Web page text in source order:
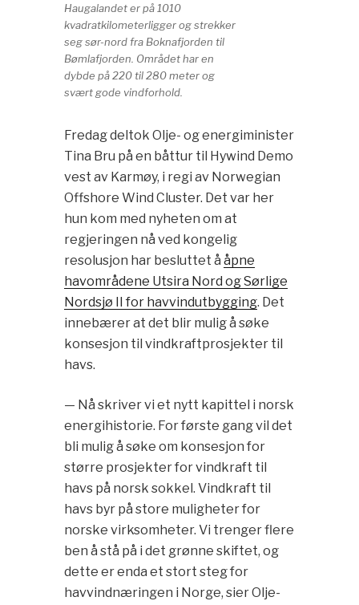
Haugalandet er på 1010
kvadratkilometerligger og strekker
seg sør-nord fra Boknafjorden til
Bømlafjorden. Området har en
dybde på 220 til 280 meter og
svært gode vindforhold.
Fredag deltok Olje- og energiminister
Tina Bru på en båttur til Hywind Demo
vest av Karmøy, i regi av Norwegian
Offshore Wind Cluster. Det var her
hun kom med nyheten om at
regjeringen nå ved kongelig
resolusjon har besluttet å åpne
havområdene Utsira Nord og Sørlige
Nordsjø II for havvindutbygging. Det
innebærer at det blir mulig å søke
konsesjon til vindkraftprosjekter til
havs.
— Nå skriver vi et nytt kapittel i norsk
energihistorie. For første gang vil det
bli mulig å søke om konsesjon for
større prosjekter for vindkraft til
havs på norsk sokkel. Vindkraft til
havs byr på store muligheter for
norske virksomheter. Vi trenger flere
ben å stå på i det grønne skiftet, og
dette er enda et stort steg for
havvindnæringen i Norge, sier Olje-